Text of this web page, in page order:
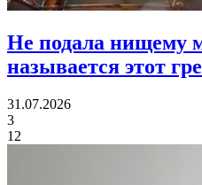
Не подала нищему
называется этот
31.07.2026
3
12